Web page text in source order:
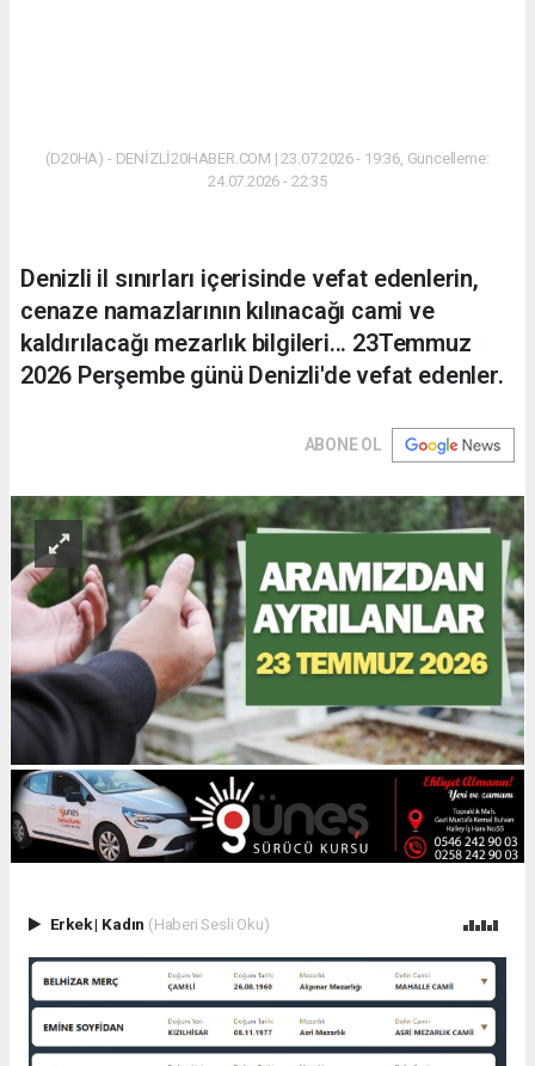
(D20HA) - DENİZLİ20HABER.COM | 23.07.2026 - 19:36, Güncelleme:
24.07.2026 - 22:35
Denizli il sınırları içerisinde vefat edenlerin,
cenaze namazlarının kılınacağı cami ve
kaldırılacağı mezarlık bilgileri... 23Temmuz
2026 Perşembe günü Denizli'de vefat edenler.
ABONE OL
Erkek| Kadın (Haberi Sesli Oku)